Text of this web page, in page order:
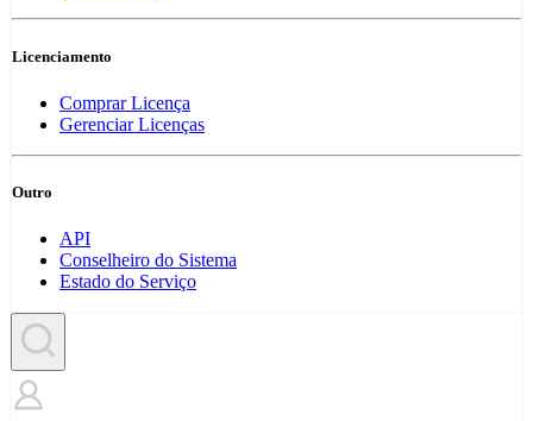
Licenciamento
Comprar Licença
Gerenciar Licenças
Outro
API
Conselheiro do Sistema
Estado do Serviço